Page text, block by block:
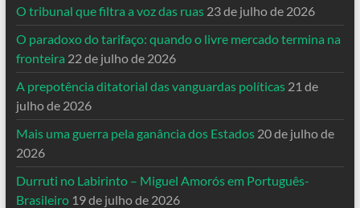
O tribunal que filtra a voz das ruas 23 de julho de 2026
O paradoxo do tarifaço: quando o livre mercado termina na
fronteira 22 de julho de 2026
A prepotência ditatorial das vanguardas políticas 21 de
julho de 2026
Mais uma guerra pela ganância dos Estados 20 de julho de
2026
Durruti no Labirinto – Miguel Amorós em Português-
Brasileiro 19 de julho de 2026